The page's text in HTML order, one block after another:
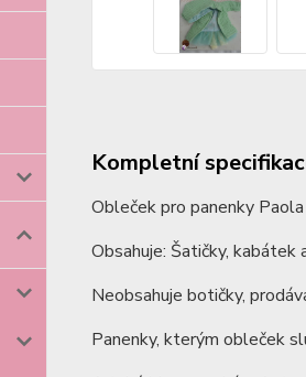
Kompletní
Obleček pro panenky
Obsahuje: Šatičky, kabátek
Neobsahuje botičky,
Panenky, kterým obleček